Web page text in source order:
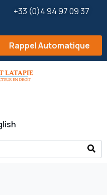
+33 (0)4 94 97 09 37
Rappel Automatique